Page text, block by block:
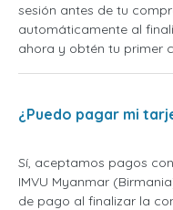
sesión antes de tu
automáticamente al
ahora y obtén tu primer
¿Puedo pagar mi
Sí, aceptamos pagos
IMVU Myanmar
de pago al finalizar la